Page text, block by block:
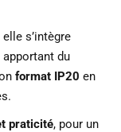
s’intègre
du
format IP20 en
praticité, pour un